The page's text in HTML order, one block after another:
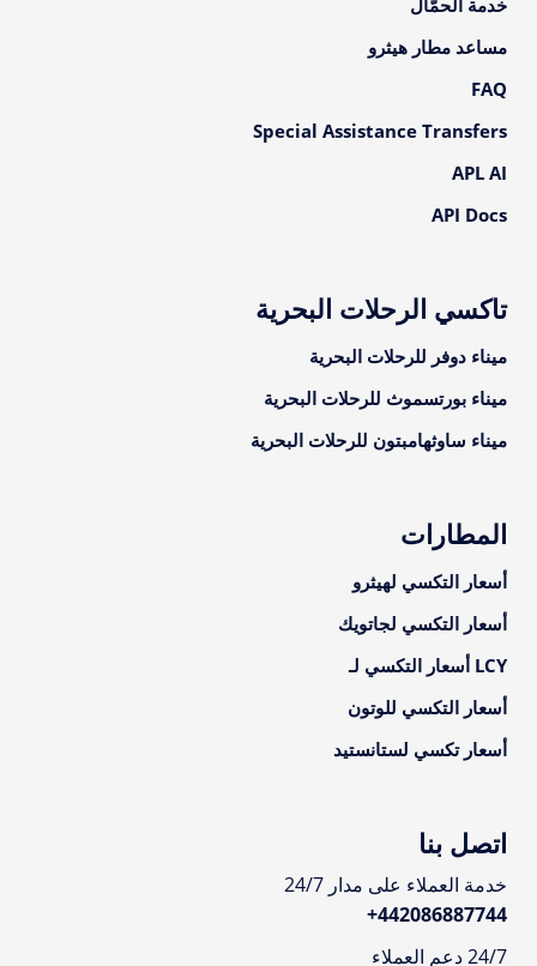
خدمة الحمّال
مساعد مطار هيثرو
FAQ
Special Assistance Transfers
APL AI
API Docs
تاكسي الرحلات البحرية
ميناء دوفر للرحلات البحرية
ميناء بورتسموث للرحلات البحرية
ميناء ساوثهامبتون للرحلات البحرية
المطارات
أسعار التكسي لهيثرو
أسعار التكسي لجاتويك
LCY أسعار التكسي لـ
أسعار التكسي للوتون
أسعار تكسي لستانستيد
اتصل بنا
خدمة العملاء على مدار 24/7
+442086887744
24/7 دعم العملاء